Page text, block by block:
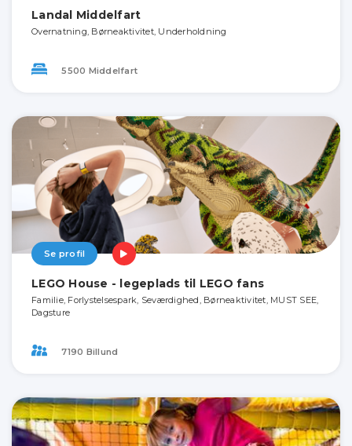
Landal Middelfart
Overnatning, Børneaktivitet, Underholdning
5500 Middelfart
Se profil
LEGO House - legeplads til LEGO fans
Familie, Forlystelsespark, Seværdighed, Børneaktivitet, MUST SEE,
Dagsture
7190 Billund